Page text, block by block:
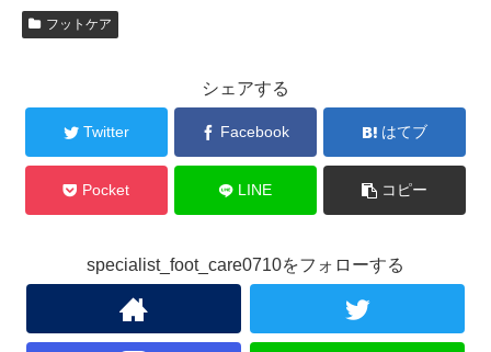
フットケア
シェアする
Twitter Facebook はてブ
Pocket LINE コピー
specialist_foot_care0710をフォローする